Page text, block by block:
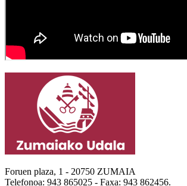
Foruen plaza, 1 - 20750 ZUMAIA
Telefonoa: 943 865025 - Faxa: 943 862456.